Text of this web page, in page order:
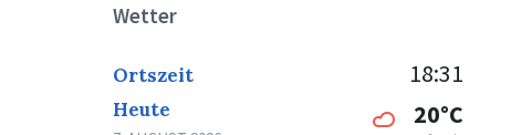
Wetter
Ortszeit 18:31
Heute 20°C